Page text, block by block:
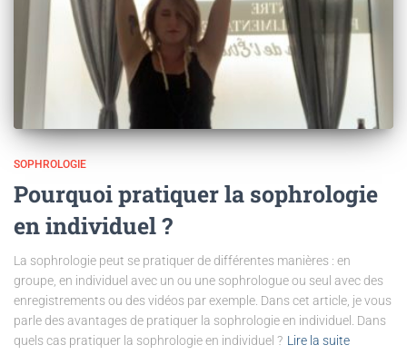
SOPHROLOGIE
Pourquoi pratiquer la sophrologie
en individuel ?
La sophrologie peut se pratiquer de différentes manières : en
groupe, en individuel avec un ou une sophrologue ou seul avec des
enregistrements ou des vidéos par exemple. Dans cet article, je vous
parle des avantages de pratiquer la sophrologie en individuel. Dans
quels cas pratiquer la sophrologie en individuel ? Lire la suite